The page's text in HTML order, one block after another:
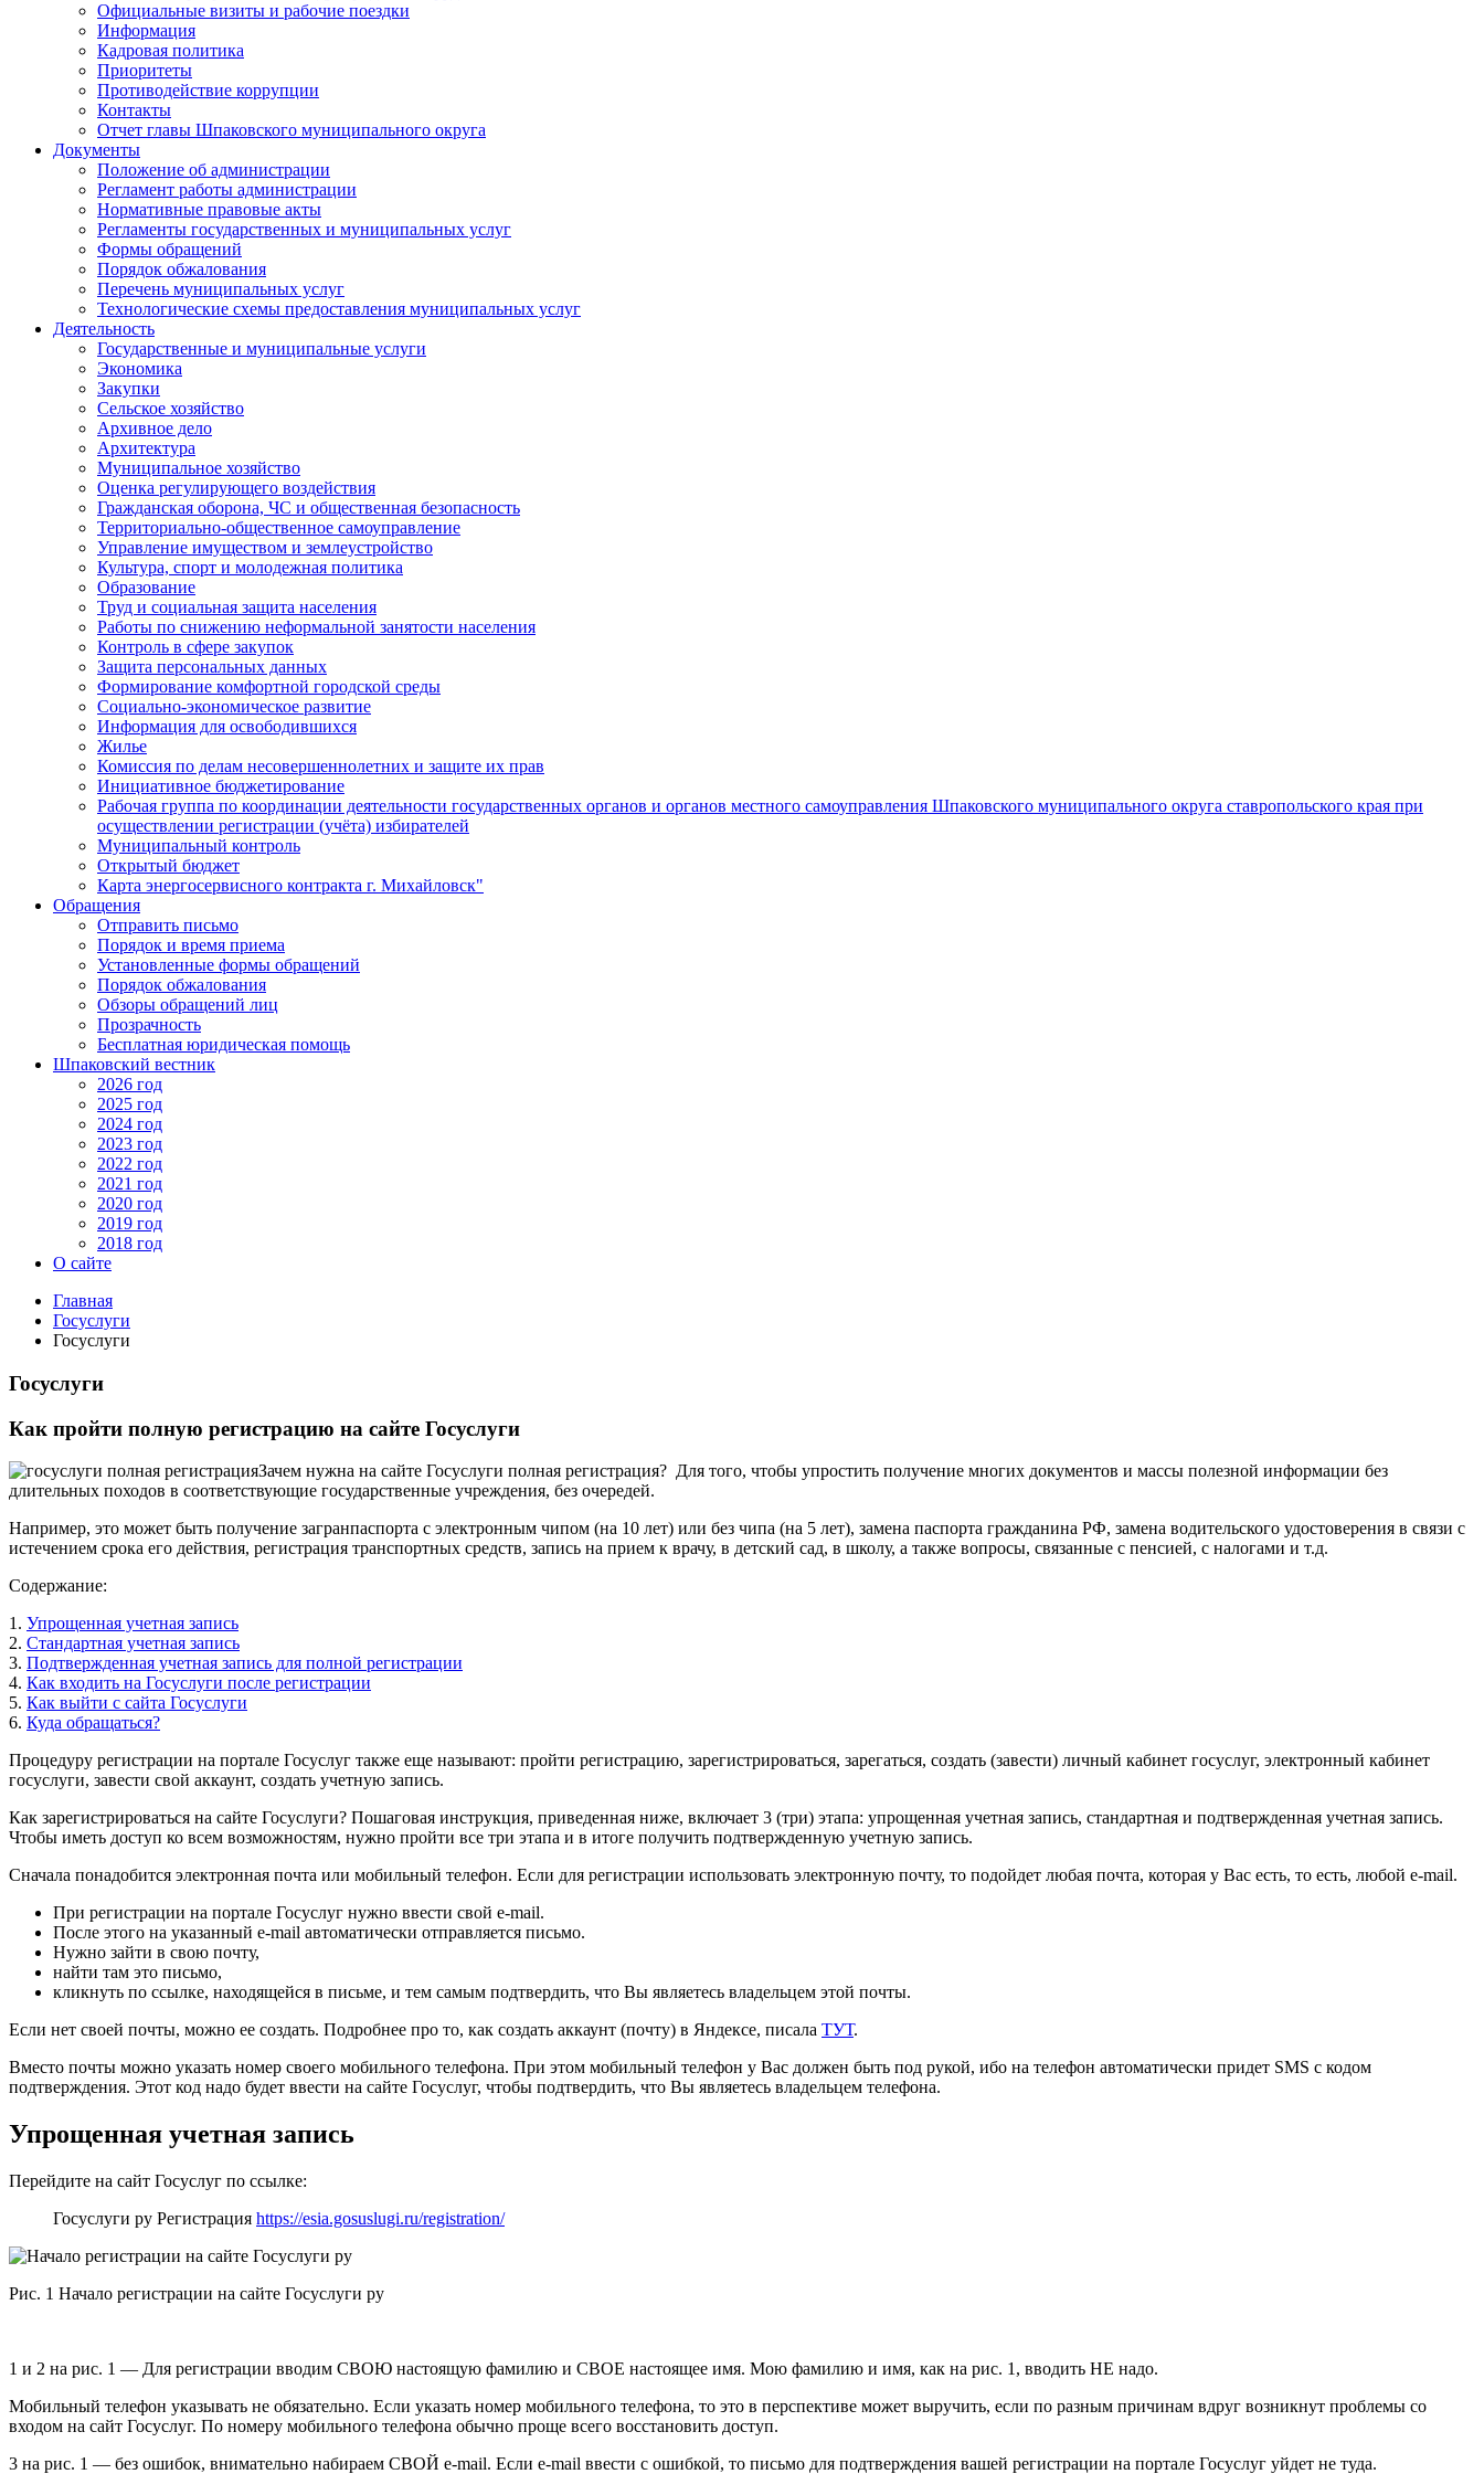
Официальные визиты и рабочие поездки
Информация
Кадровая политика
Приоритеты
Противодействие коррупции
Контакты
Отчет главы Шпаковского муниципального округа
Документы
Положение об администрации
Регламент работы администрации
Нормативные правовые акты
Регламенты государственных и муниципальных услуг
Формы обращений
Порядок обжалования
Перечень муниципальных услуг
Технологические схемы предоставления муниципальных услуг
Деятельность
Государственные и муниципальные услуги
Экономика
Закупки
Сельское хозяйство
Архивное дело
Архитектура
Муниципальное хозяйство
Оценка регулирующего воздействия
Гражданская оборона, ЧС и общественная безопасность
Территориально-общественное самоуправление
Управление имуществом и землеустройство
Культура, спорт и молодежная политика
Образование
Труд и социальная защита населения
Работы по снижению неформальной занятости населения
Контроль в сфере закупок
Защита персональных данных
Формирование комфортной городской среды
Социально-экономическое развитие
Информация для освободившихся
Жилье
Комиссия по делам несовершеннолетних и защите их прав
Инициативное бюджетирование
Рабочая группа по координации деятельности государственных органов и органов местного самоуправления Шпаковского муниципального округа ставропольского края при
осуществлении регистрации (учёта) избирателей
Муниципальный контроль
Открытый бюджет
Карта энергосервисного контракта г. Михайловск"
Обращения
Отправить письмо
Порядок и время приема
Установленные формы обращений
Порядок обжалования
Обзоры обращений лиц
Прозрачность
Бесплатная юридическая помощь
Шпаковский вестник
2026 год
2025 год
2024 год
2023 год
2022 год
2021 год
2020 год
2019 год
2018 год
О сайте
Главная
Госуслуги
Госуслуги
Госуслуги
Как пройти полную регистрацию на сайте Госуслуги
Зачем нужна на сайте Госуслуги полная регистрация? Для того, чтобы упростить получение многих документов и массы полезной информации без
длительных походов в соответствующие государственные учреждения, без очередей.
Например, это может быть получение загранпаспорта с электронным чипом (на 10 лет) или без чипа (на 5 лет), замена паспорта гражданина РФ, замена водительского удостоверения в связи с
истечением срока его действия, регистрация транспортных средств, запись на прием к врачу, в детский сад, в школу, а также вопросы, связанные с пенсией, с налогами и т.д.
Содержание:
1. Упрощенная учетная запись
2. Стандартная учетная запись
3. Подтвержденная учетная запись для полной регистрации
4. Как входить на Госуслуги после регистрации
5. Как выйти с сайта Госуслуги
6. Куда обращаться?
Процедуру регистрации на портале Госуслуг также еще называют: пройти регистрацию, зарегистрироваться, зарегаться, создать (завести) личный кабинет госуслуг, электронный кабинет
госуслуги, завести свой аккаунт, создать учетную запись.
Как зарегистрироваться на сайте Госуслуги? Пошаговая инструкция, приведенная ниже, включает 3 (три) этапа: упрощенная учетная запись, стандартная и подтвержденная учетная запись.
Чтобы иметь доступ ко всем возможностям, нужно пройти все три этапа и в итоге получить подтвержденную учетную запись.
Сначала понадобится электронная почта или мобильный телефон. Если для регистрации использовать электронную почту, то подойдет любая почта, которая у Вас есть, то есть, любой e-mail.
При регистрации на портале Госуслуг нужно ввести свой e-mail.
После этого на указанный e-mail автоматически отправляется письмо.
Нужно зайти в свою почту,
найти там это письмо,
кликнуть по ссылке, находящейся в письме, и тем самым подтвердить, что Вы являетесь владельцем этой почты.
Если нет своей почты, можно ее создать. Подробнее про то, как создать аккаунт (почту) в Яндексе, писала ТУТ.
Вместо почты можно указать номер своего мобильного телефона. При этом мобильный телефон у Вас должен быть под рукой, ибо на телефон автоматически придет SMS с кодом
подтверждения. Этот код надо будет ввести на сайте Госуслуг, чтобы подтвердить, что Вы являетесь владельцем телефона.
Упрощенная учетная запись
Перейдите на сайт Госуслуг по ссылке:
Госуслуги ру Регистрация https://esia.gosuslugi.ru/registration/
Рис. 1 Начало регистрации на сайте Госуслуги ру
1 и 2 на рис. 1 — Для регистрации вводим СВОЮ настоящую фамилию и СВОЕ настоящее имя. Мою фамилию и имя, как на рис. 1, вводить НЕ надо.
Мобильный телефон указывать не обязательно. Если указать номер мобильного телефона, то это в перспективе может выручить, если по разным причинам вдруг возникнут проблемы со
входом на сайт Госуслуг. По номеру мобильного телефона обычно проще всего восстановить доступ.
3 на рис. 1 — без ошибок, внимательно набираем СВОЙ e-mail. Если e-mail ввести с ошибкой, то письмо для подтверждения вашей регистрации на портале Госуслуг уйдет не туда.